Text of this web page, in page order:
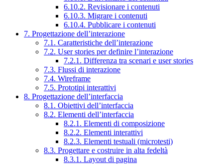
6.10.2. Revisionare i contenuti
6.10.3. Migrare i contenuti
6.10.4. Pubblicare i contenuti
7. Progettazione dell’interazione
7.1. Caratteristiche dell’interazione
7.2. User stories per definire l’interazione
7.2.1. Differenza tra scenari e user stories
7.3. Flussi di interazione
7.4. Wireframe
7.5. Prototipi interattivi
8. Progettazione dell’interfaccia
8.1. Obiettivi dell’interfaccia
8.2. Elementi dell’interfaccia
8.2.1. Elementi di composizione
8.2.2. Elementi interattivi
8.2.3. Elementi testuali (microtesti)
8.3. Progettare e costruire in alta fedeltà
8.3.1. Layout di pagina